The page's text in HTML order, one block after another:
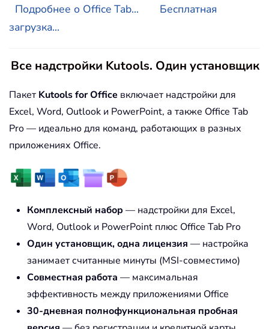
Подробнее о Office Tab...
Бесплатная
загрузка...
Все надстройки Kutools. Один установщик
Пакет Kutools for Office включает надстройки для
Excel, Word, Outlook и PowerPoint, а также Office Tab
Pro — идеально для команд, работающих в разных
приложениях Office.
Комплексный набор — надстройки для Excel,
Word, Outlook и PowerPoint плюс Office Tab Pro
Один установщик, одна лицензия — настройка
занимает считанные минуты (MSI-совместимо)
Совместная работа — максимальная
эффективность между приложениями Office
30-дневная полнофункциональная пробная